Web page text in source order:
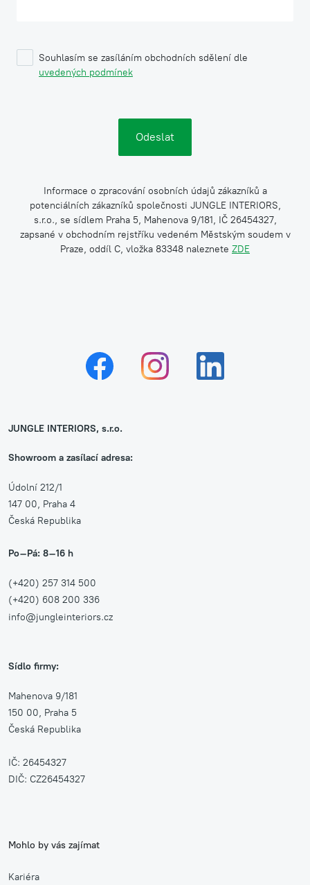
Souhlasím se zasíláním obchodních sdělení dle
uvedených podmínek
Informace o zpracování osobních údajů zákazníků a
potenciálních zákazníků společnosti JUNGLE INTERIORS,
s.r.o., se sídlem Praha 5, Mahenova 9/181, IČ 26454327,
zapsané v obchodním rejstříku vedeném Městským soudem v
Praze, oddíl C, vložka 83348 naleznete ZDE
JUNGLE INTERIORS, s.r.o.
Showroom a zasílací adresa:
Údolní 212/1
147 00, Praha 4
Česká Republika
Po–Pá: 8–16 h
(+420) 257 314 500
(+420) 608 200 336
info@jungleinteriors.cz
Sídlo firmy:
Mahenova 9/181
150 00, Praha 5
Česká Republika
IČ: 26454327
DIČ: CZ26454327
Mohlo by vás zajímat
Kariéra